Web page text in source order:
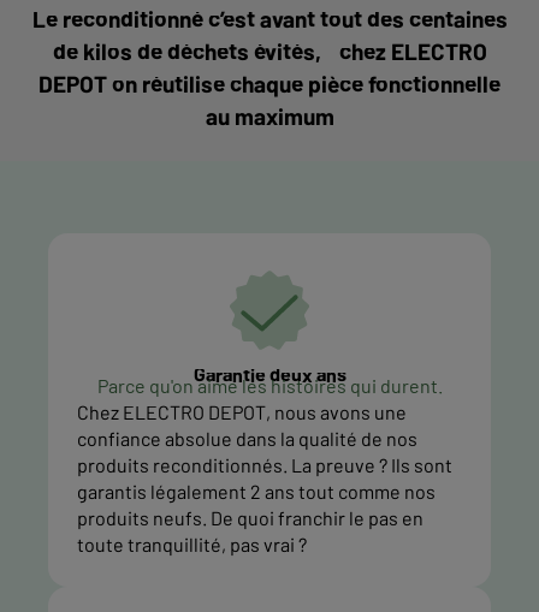
Le reconditionné c’est avant tout des centaines
de kilos de déchets évités, chez ELECTRO
DEPOT on réutilise chaque pièce fonctionnelle
au maximum
Garantie deux ans
Parce qu'on aime les histoires qui durent.
Chez ELECTRO DEPOT, nous avons une
confiance absolue dans la qualité de nos
produits reconditionnés. La preuve ? Ils sont
garantis légalement 2 ans tout comme nos
produits neufs. De quoi franchir le pas en
toute tranquillité, pas vrai ?